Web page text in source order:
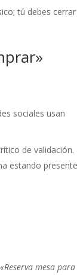
tú debes cerrar
sociales usan
de validación.
estando presente
«Reserva mesa